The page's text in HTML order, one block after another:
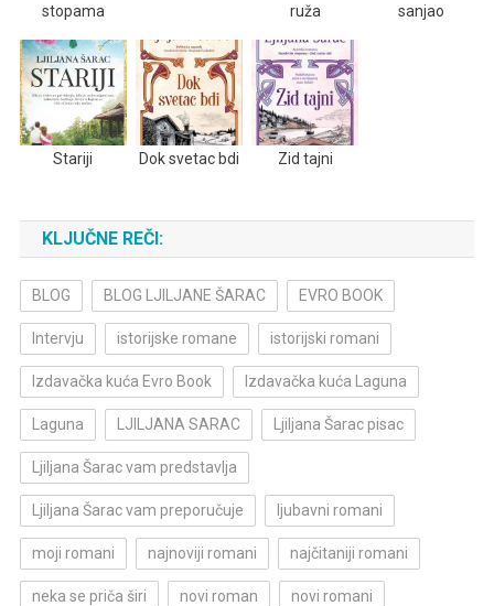
stopama
ruža
sanjao
Stariji Dok svetac bdi Zid tajni
KLJUČNE REČI:
BLOG BLOG LJILJANE ŠARAC EVRO BOOK
Intervju istorijske romane istorijski romani
Izdavačka kuća Evro Book Izdavačka kuća Laguna
Laguna LJILJANA SARAC Ljiljana Šarac pisac
Ljiljana Šarac vam predstavlja
Ljiljana Šarac vam preporučuje ljubavni romani
moji romani najnoviji romani najčitaniji romani
neka se priča širi novi roman novi romani